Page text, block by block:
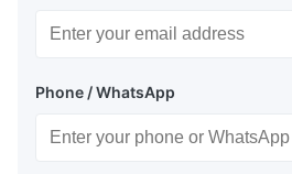
Phone / WhatsApp